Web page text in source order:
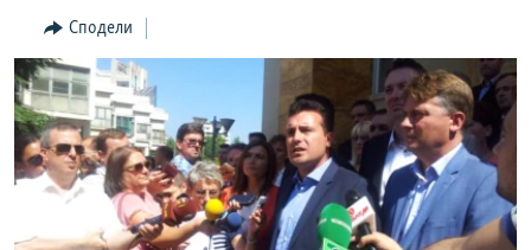
ПРИЈАВИ СЕ ЗА ЊУЗЛЕТЕР
ПОДКАСТ ЗОШТО?
СЛЕДЕТЕ НЕ
РСЕ веб страници
Сподели